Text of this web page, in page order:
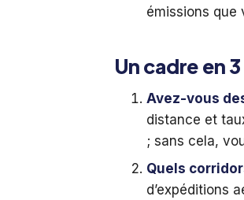
émissions que
Un cadre en
Avez-vous
distance et
; sans cela,
Quels
d’expéditions